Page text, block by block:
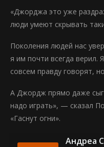
«Джорджа это уже
люди умеют скрывать
Поколения людей нас
я им почти всегда верил.
совсем правду говорят,
А Джордж прямо даже
надо играть», — сказал
«Гаснут огни».
Андреа